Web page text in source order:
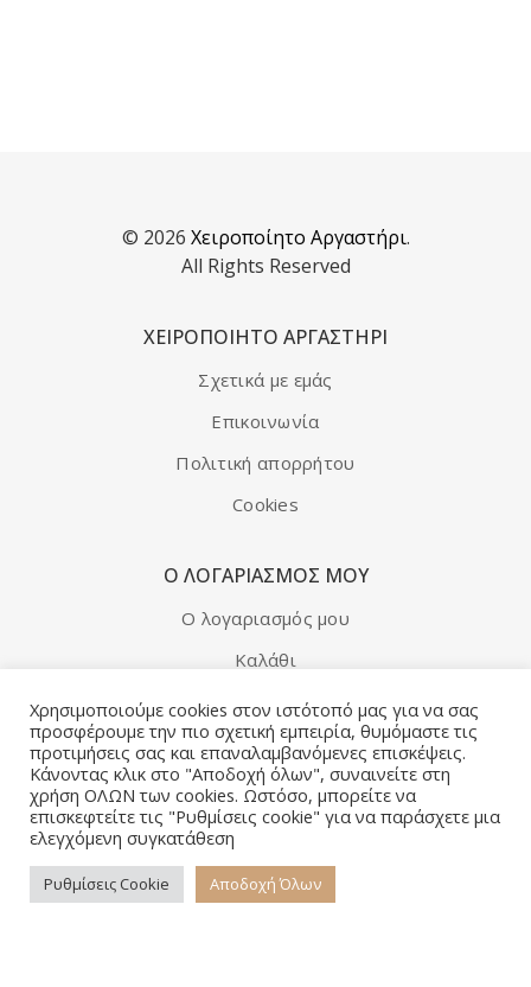
© 2026 Χειροποίητο Αργαστήρι.
All Rights Reserved
ΧΕΙΡΟΠΟΙΗΤΟ ΑΡΓΑΣΤΗΡΙ
Σχετικά με εμάς
Επικοινωνία
Πολιτική απορρήτου
Cookies
Ο ΛΟΓΑΡΙΑΣΜΌΣ ΜΟΥ
Ο λογαριασμός μου
Καλάθι
Λίστα επιθυμιών
ΑΚΟΛΟΥΘΗΣΕ ΜΑΣ
Facebook
ΔΕΊΤΕ ΑΚΌΜΑ
Χρησιμοποιούμε cookies στον ιστότοπό μας για να σας
προσφέρουμε την πιο σχετική εμπειρία, θυμόμαστε τις
προτιμήσεις σας και επαναλαμβανόμενες επισκέψεις.
Κάνοντας κλικ στο "Αποδοχή όλων", συναινείτε στη
χρήση ΟΛΩΝ των cookies. Ωστόσο, μπορείτε να
επισκεφτείτε τις "Ρυθμίσεις cookie" για να παράσχετε μια
ελεγχόμενη συγκατάθεση
Ρυθμίσεις Cookie Αποδοχή Όλων